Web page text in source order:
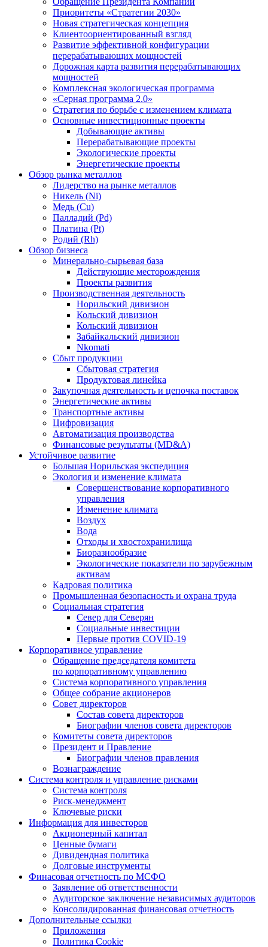
Приоритеты «Стратегии 2030»
Новая стратегическая концепция
Клиентоориентированный взгляд
Развитие эффективной конфигурации
перерабатывающих мощностей
Дорожная карта развития перерабатывающих
мощностей
Комплексная экологическая программа
«Серная программа 2.0»
Стратегия по борьбе с изменением климата
Основные инвестиционные проекты
Добывающие активы
Перерабатывающие проекты
Экологические проекты
Энергетические проекты
Обзор рынка металлов
Лидерство на рынке металлов
Никель (Ni)
Медь (Cu)
Палладий (Pd)
Платина (Pt)
Родий (Rh)
Обзор бизнеса
Минерально-сырьевая база
Действующие месторождения
Проекты развития
Производственная деятельность
Норильский дивизион
Кольский дивизион
Кольский дивизион
Забайкальский дивизион
Nkomati
Сбыт продукции
Сбытовая стратегия
Продуктовая линейка
Закупочная деятельность и цепочка поставок
Энергетические активы
Транспортные активы
Цифровизация
Автоматизация производства
Финансовые результаты (MD&A)
Устойчивое развитие
Большая Норильская экспедиция
Экология и изменение климата
Совершенствование корпоративного
управления
Изменение климата
Воздух
Вода
Отходы и хвостохранилища
Биоразнообразие
Экологические показатели по зарубежным
активам
Кадровая политика
Промышленная безопасность и охрана труда
Социальная стратегия
Север для Северян
Социальные инвестиции
Первые против COVID‑19
Корпоративное управление
Обращение председателя комитета
по корпоративному управлению
Система корпоративного управления
Общее собрание акционеров
Совет директоров
Состав совета директоров
Биографии членов совета директоров
Комитеты совета директоров
Президент и Правление
Биографии членов правления
Вознаграждение
Система контроля и управление рисками
Система контроля
Риск-менеджмент
Ключевые риски
Информация для инвесторов
Акционерный капитал
Ценные бумаги
Дивидендная политика
Долговые инструменты
Финасовая отчетность по МСФО
Заявление об ответственности
Аудиторское заключение независимых аудиторов
Консолидированная финансовая отчетность
Дополнительные ссылки
Приложения
Политика Cookie